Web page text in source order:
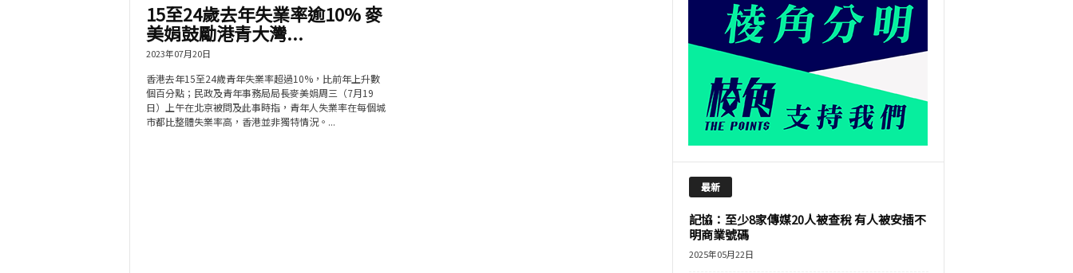
15至24歲去年失業率逾10% 麥
美娟鼓勵港青大灣...
2023年07月20日
香港去年15至24歲青年失業率超過10%，比前年上升數
個百分點；民政及青年事務局局長麥美娟周三（7月19
日）上午在北京被問及此事時指，青年人失業率在每個城
市都比整體失業率高，香港並非獨特情況。...
最新
記協：至少8家傳媒20人被查稅 有人被安插不
明商業號碼
2025年05月22日